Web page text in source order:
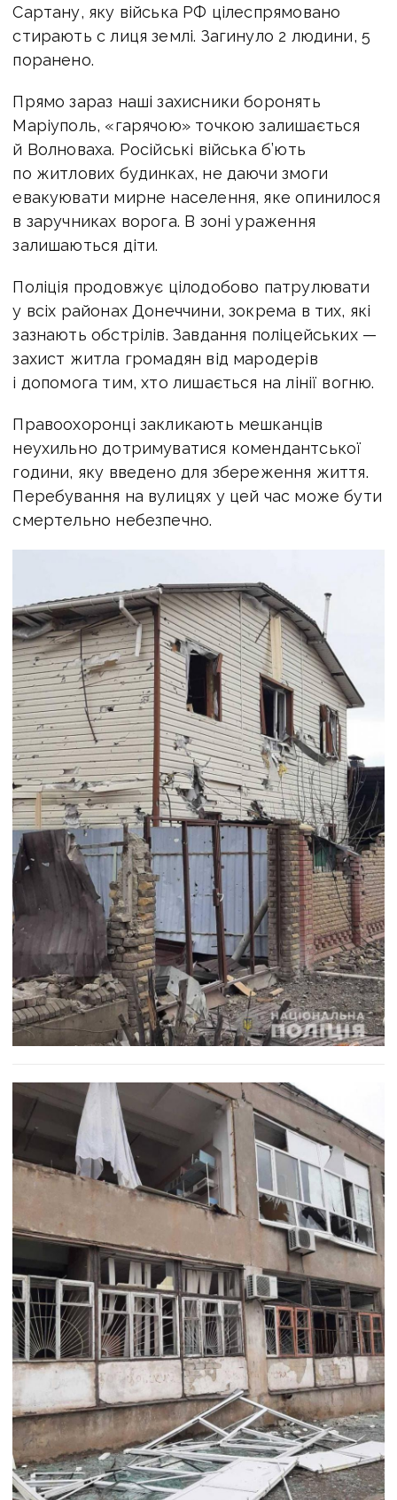
Сартану, яку війська РФ цілеспрямовано
стирають с лиця землі. Загинуло 2 людини, 5
поранено.
Прямо зараз наші захисники боронять
Маріуполь, «гарячою» точкою залишається
й Волноваха. Російські війська б’ють
по житлових будинках, не даючи змоги
евакуювати мирне населення, яке опинилося
в заручниках ворога. В зоні ураження
залишаються діти.
Поліція продовжує цілодобово патрулювати
у всіх районах Донеччини, зокрема в тих, які
зазнають обстрілів. Завдання поліцейських —
захист житла громадян від мародерів
і допомога тим, хто лишається на лінії вогню.
Правоохоронці закликають мешканців
неухильно дотримуватися комендантської
години, яку введено для збереження життя.
Перебування на вулицях у цей час може бути
смертельно небезпечно.